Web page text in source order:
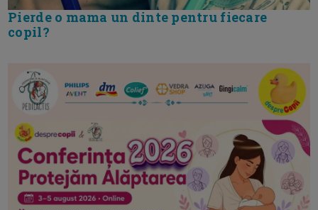
Pierde o mama un dinte pentru fiecare
copil?